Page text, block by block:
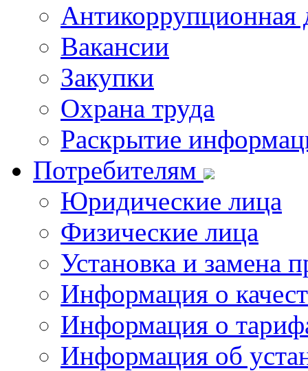
Антикоррупционная
Вакансии
Закупки
Охрана труда
Раскрытие
Потребителям
Юридические лица
Физические лица
Установка и замена
Информация о
Информация о
Информация об